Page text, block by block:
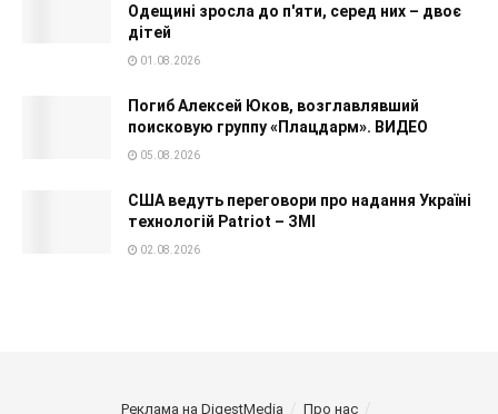
Одещині зросла до п'яти, серед них – двоє
дітей
01.08.2026
Погиб Алексей Юков, возглавлявший
поисковую группу «Плацдарм». ВИДЕО
05.08.2026
США ведуть переговори про надання Україні
технологій Patriot – ЗМІ
02.08.2026
Реклама на DigestMedia
Про нас